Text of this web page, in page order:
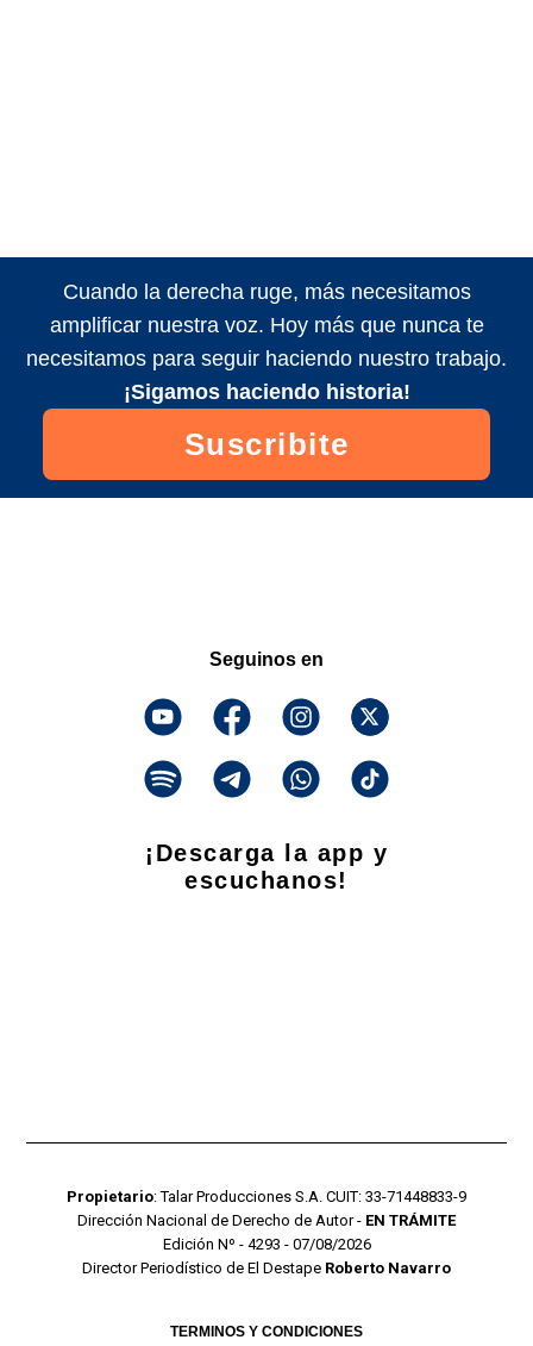
Cuando la derecha ruge, más necesitamos
amplificar nuestra voz. Hoy más que nunca te
necesitamos para seguir haciendo nuestro trabajo.
¡Sigamos haciendo historia!
Suscribite
Seguinos en
¡Descarga la app y
escuchanos!
Propietario: Talar Producciones S.A. CUIT: 33-71448833-9
Dirección Nacional de Derecho de Autor - EN TRÁMITE
Edición Nº - 4293 - 07/08/2026
Director Periodístico de El Destape Roberto Navarro
TERMINOS Y CONDICIONES